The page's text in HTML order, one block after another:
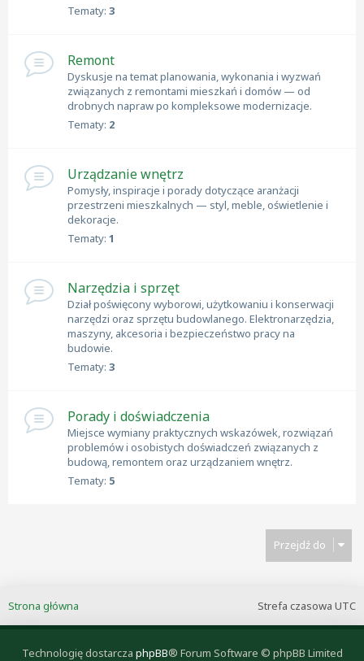
Tematy: 3
Remont
Dyskusje na temat planowania, wykonania i wyzwań
związanych z remontami mieszkań i domów — od
drobnych napraw po kompleksowe modernizacje.
Tematy: 2
Urządzanie wnętrz
Pomysły, inspiracje i porady dotyczące aranżacji
przestrzeni mieszkalnych — styl, meble, oświetlenie i
dekoracje.
Tematy: 1
Narzędzia i sprzęt
Dział poświęcony wyborowi, użytkowaniu i konserwacji
narzędzi oraz sprzętu budowlanego. Elektronarzędzia,
maszyny, akcesoria i bezpieczeństwo pracy na
budowie.
Tematy: 3
Porady i doświadczenia
Miejsce wymiany praktycznych wskazówek, rozwiązań
problemów i osobistych doświadczeń związanych z
budową, remontem oraz urządzaniem wnętrz.
Tematy: 5
Przejdź do
Strefa czasowa UTC
Strona główna
Technologię dostarcza phpBB® Forum Software © phpBB Limited